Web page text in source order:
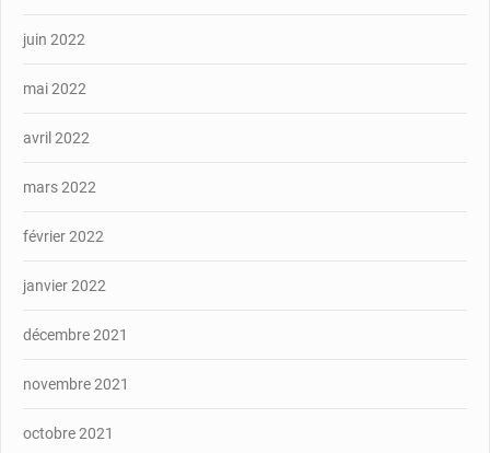
juin 2022
mai 2022
avril 2022
mars 2022
février 2022
janvier 2022
décembre 2021
novembre 2021
octobre 2021